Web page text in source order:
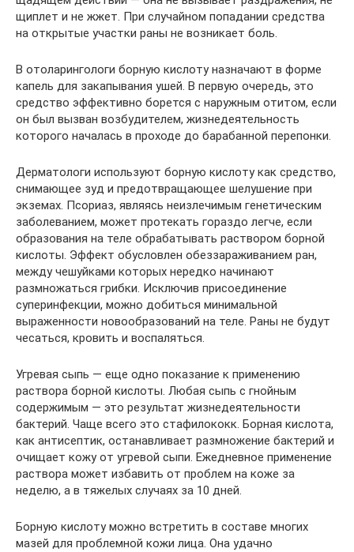
щиплет и не жжет. При случайном попадании средства
на открытые участки раны не возникает боль.
В отоларингологи борную кислоту назначают в форме
капель для закапывания ушей. В первую очередь, это
средство эффективно борется с наружным отитом, если
он был вызван возбудителем, жизнедеятельность
которого началась в проходе до барабанной перепонки.
Дерматологи используют борную кислоту как средство,
снимающее зуд и предотвращающее шелушение при
экземах. Псориаз, являясь неизлечимым генетическим
заболеванием, может протекать гораздо легче, если
образования на теле обрабатывать раствором борной
кислоты. Эффект обусловлен обеззараживанием ран,
между чешуйками которых нередко начинают
размножаться грибки. Исключив присоединение
суперинфекции, можно добиться минимальной
выраженности новообразований на теле. Раны не будут
чесаться, кровить и воспаляться.
Угревая сыпь — еще одно показание к применению
раствора борной кислоты. Любая сыпь с гнойным
содержимым — это результат жизнедеятельности
бактерий. Чаще всего это стафилококк. Борная кислота,
как антисептик, останавливает размножение бактерий и
очищает кожу от угревой сыпи. Ежедневное применение
раствора может избавить от проблем на коже за
неделю, а в тяжелых случаях за 10 дней.
Борную кислоту можно встретить в составе многих
мазей для проблемной кожи лица. Она удачно